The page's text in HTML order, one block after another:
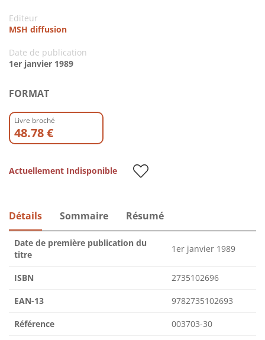
Editeur
MSH diffusion
Date de publication
1er janvier 1989
FORMAT
Livre broché
48.78 €
Actuellement Indisponible
Détails Sommaire Résumé
Date de première publication du
titre
1er janvier 1989
ISBN 2735102696
EAN-13 9782735102693
Référence 003703-30